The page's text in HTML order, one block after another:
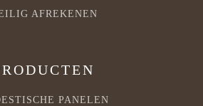
AFREKENEN
PANELEN